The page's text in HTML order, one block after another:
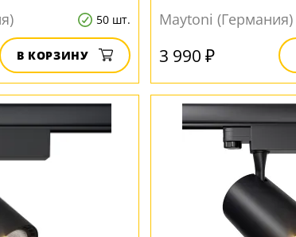
50 шт.
В КОРЗИНУ
Maytoni (Германия)
3 990 ₽